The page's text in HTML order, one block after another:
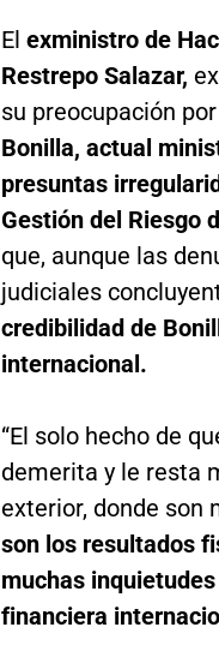
El exministro de
Restrepo Salazar,
su preocupación
Bonilla, actual
presuntas
Gestión del Riesgo
que, aunque las
judiciales
credibilidad de
internacional.
“El solo hecho de
demerita y le resta
exterior, donde son
son los resultados
muchas
financiera